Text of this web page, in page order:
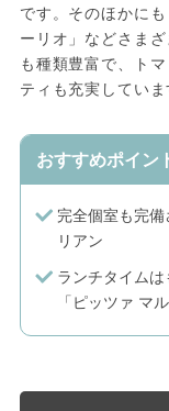
です。そのほかに
ーリオ」などさま
も種類豊富で、ト
ティも充実していま
おすすめポイン
完全個室も完
リアン
ランチタイム
「ピッツァ マ